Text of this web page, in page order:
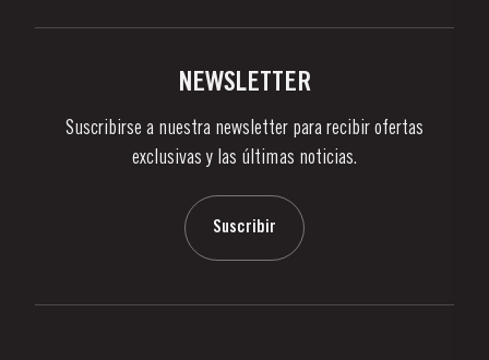
Links
Noticias
NEWSLETTER
Suscribirse a nuestra newsletter para recibir ofertas
exclusivas y las últimas noticias.
Suscribir